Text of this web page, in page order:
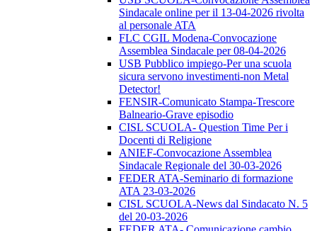
Sindacale online per il 13-04-2026 rivolta
al personale ATA
FLC CGIL Modena-Convocazione
Assemblea Sindacale per 08-04-2026
USB Pubblico impiego-Per una scuola
sicura servono investimenti-non Metal
Detector!
FENSIR-Comunicato Stampa-Trescore
Balneario-Grave episodio
CISL SCUOLA- Question Time Per i
Docenti di Religione
ANIEF-Convocazione Assemblea
Sindacale Regionale del 30-03-2026
FEDER ATA-Seminario di formazione
ATA 23-03-2026
CISL SCUOLA-News dal Sindacato N. 5
del 20-03-2026